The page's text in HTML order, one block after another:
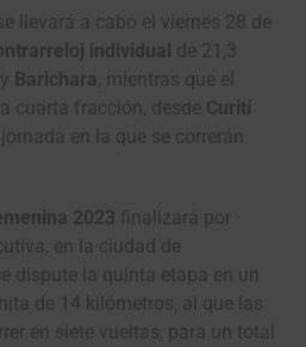
llevará a cabo el viernes 28 de
individual de 21,3
y Barichara, mientras que el
cuarta fracción, desde Curití
jornada en la que se correrán
2023 finalizará por
en la ciudad de
dispute la quinta etapa en un
de 14 kilómetros, al que las
en siete vueltas, para un total